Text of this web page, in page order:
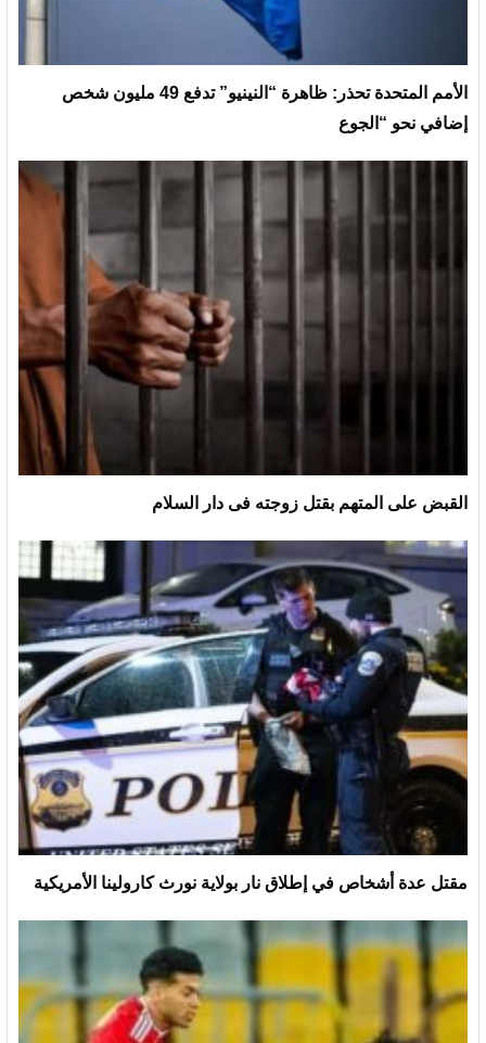
الأمم المتحدة تحذر: ظاهرة “النينيو” تدفع 49 مليون شخص
إضافي نحو “الجوع
القبض على المتهم بقتل زوجته فى دار السلام
مقتل عدة أشخاص في إطلاق نار بولاية نورث كارولينا الأمريكية